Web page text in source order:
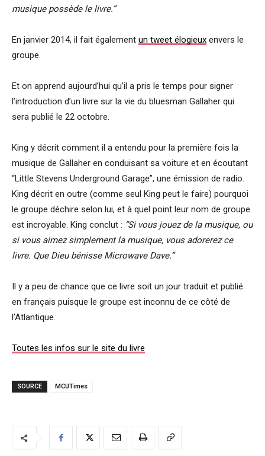
musique possède le livre.”
En janvier 2014, il fait également un tweet élogieux envers le
groupe.
Et on apprend aujourd’hui qu’il a pris le temps pour signer
l’introduction d’un livre sur la vie du bluesman Gallaher qui
sera publié le 22 octobre.
King y décrit comment il a entendu pour la première fois la
musique de Gallaher en conduisant sa voiture et en écoutant
“Little Stevens Underground Garage”, une émission de radio.
King décrit en outre (comme seul King peut le faire) pourquoi
le groupe déchire selon lui, et à quel point leur nom de groupe
est incroyable. King conclut : “Si vous jouez de la musique, ou
si vous aimez simplement la musique, vous adorerez ce
livre. Que Dieu bénisse Microwave Dave.”
Il y a peu de chance que ce livre soit un jour traduit et publié
en français puisque le groupe est inconnu de ce côté de
l’Atlantique.
Toutes les infos sur le site du livre
SOURCE MCUTimes